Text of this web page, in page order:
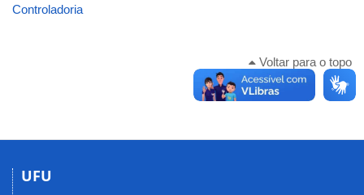
Controladoria
Voltar para o topo
UFU